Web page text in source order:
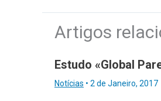
Artigos
Estudo «Global
Notícias • 2 de Janeiro, 2017